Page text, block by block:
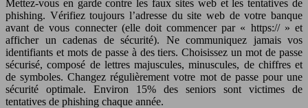
Mettez-vous en garde contre les faux sites web et les tentatives de
phishing. Vérifiez toujours l’adresse du site web de votre banque
avant de vous connecter (elle doit commencer par « https:// » et
afficher un cadenas de sécurité). Ne communiquez jamais vos
identifiants et mots de passe à des tiers. Choisissez un mot de passe
sécurisé, composé de lettres majuscules, minuscules, de chiffres et
de symboles. Changez régulièrement votre mot de passe pour une
sécurité optimale. Environ 15% des seniors sont victimes de
tentatives de phishing chaque année.